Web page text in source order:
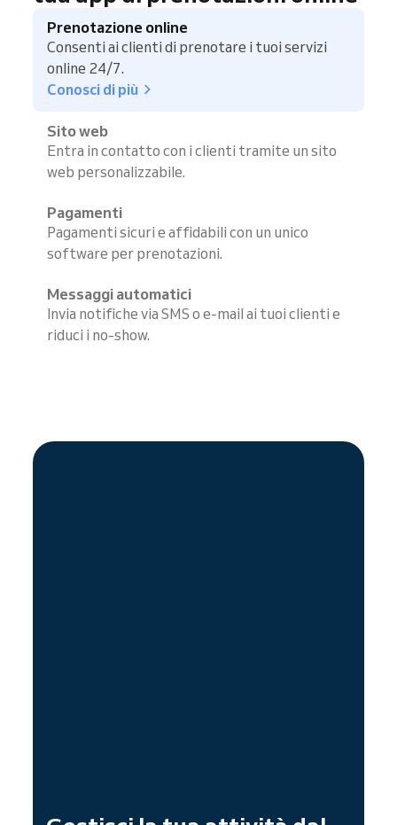
Prenotazione online
Consenti ai clienti di prenotare i tuoi servizi
online 24/7.
Conosci di più
Sito web
Entra in contatto con i clienti tramite un sito
web personalizzabile.
Pagamenti
Pagamenti sicuri e affidabili con un unico
software per prenotazioni.
Messaggi automatici
Invia notifiche via SMS o e-mail ai tuoi clienti e
riduci i no-show.